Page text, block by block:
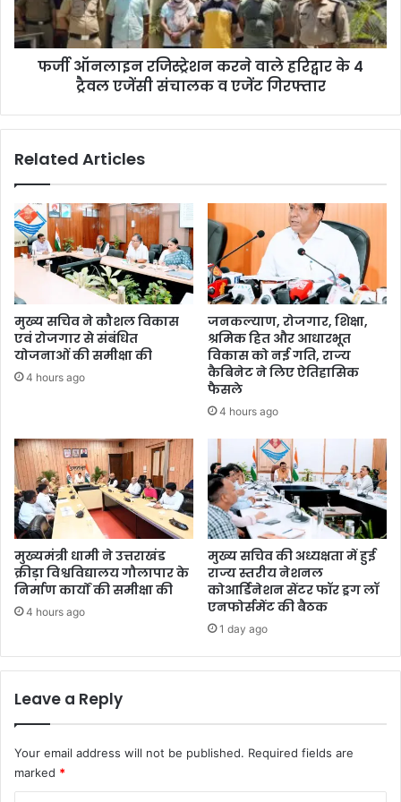
फर्जी ऑनलाइन रजिस्ट्रेशन करने वाले हरिद्वार के 4
ट्रैवल एजेंसी संचालक व एजेंट गिरफ्तार
Related Articles
मुख्य सचिव ने कौशल विकास
एवं रोजगार से संबंधित
योजनाओं की समीक्षा की
4 hours ago
जनकल्याण, रोजगार, शिक्षा,
श्रमिक हित और आधारभूत
विकास को नई गति, राज्य
कैबिनेट ने लिए ऐतिहासिक
फैसले
4 hours ago
मुख्यमंत्री धामी ने उत्तराखंड
क्रीड़ा विश्वविद्यालय गौलापार के
निर्माण कार्यों की समीक्षा की
4 hours ago
मुख्य सचिव की अध्यक्षता में हुई
राज्य स्तरीय नेशनल
कोआर्डिनेशन सेंटर फॉर ड्रग लॉ
एनफोर्समेंट की बैठक
1 day ago
Leave a Reply
Your email address will not be published. Required fields are
marked *